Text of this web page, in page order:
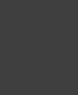
per un
e uscita